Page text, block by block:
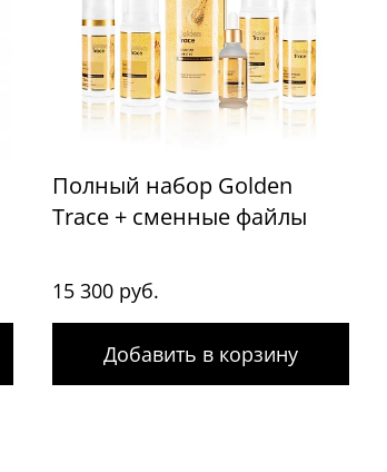
Полный набор Golden
Trace + сменные файлы
15 300 руб.
Добавить в корзину